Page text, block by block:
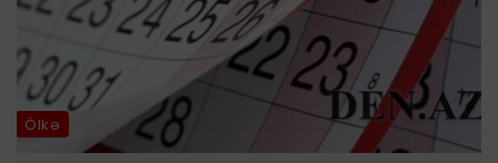
Ölkə